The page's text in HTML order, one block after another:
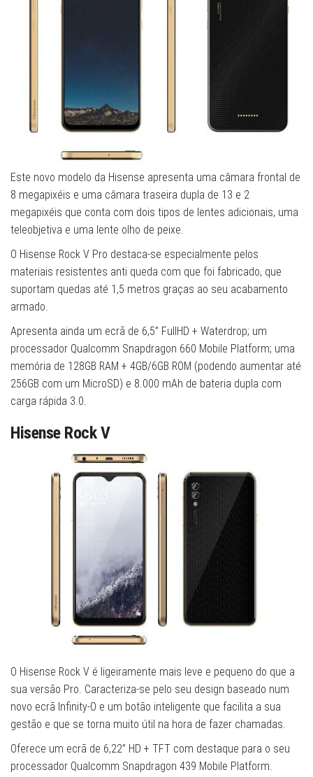
Este novo modelo da Hisense apresenta uma câmara frontal de
8 megapixéis e uma câmara traseira dupla de 13 e 2
megapixéis que conta com dois tipos de lentes adicionais, uma
teleobjetiva e uma lente olho de peixe.
O Hisense Rock V Pro destaca-se especialmente pelos
materiais resistentes anti queda com que foi fabricado, que
suportam quedas até 1,5 metros graças ao seu acabamento
armado.
Apresenta ainda um ecrã de 6,5” FullHD + Waterdrop; um
processador Qualcomm Snapdragon 660 Mobile Platform; uma
memória de 128GB RAM + 4GB/6GB ROM (podendo aumentar até
256GB com um MicroSD) e 8.000 mAh de bateria dupla com
carga rápida 3.0.
Hisense Rock V
O Hisense Rock V é ligeiramente mais leve e pequeno do que a
sua versão Pro. Caracteriza-se pelo seu design baseado num
novo ecrã Infinity-O e um botão inteligente que facilita a sua
gestão e que se torna muito útil na hora de fazer chamadas.
Oferece um ecrã de 6,22” HD + TFT com destaque para o seu
processador Qualcomm Snapdragon 439 Mobile Platform.